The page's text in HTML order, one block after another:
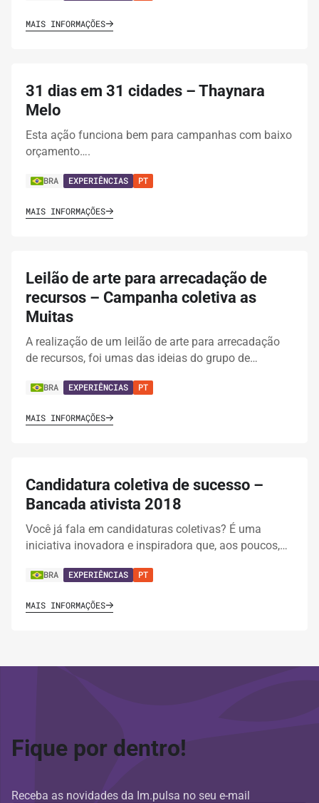
MAIS INFORMAÇÕES
31 dias em 31 cidades – Thaynara
Melo
Esta ação funciona bem para campanhas com baixo
orçamento….
BRA EXPERIÊNCIAS PT
MAIS INFORMAÇÕES
Leilão de arte para arrecadação de
recursos – Campanha coletiva as
Muitas
A realização de um leilão de arte para arrecadação
de recursos, foi umas das ideias do grupo de…
BRA EXPERIÊNCIAS PT
MAIS INFORMAÇÕES
Candidatura coletiva de sucesso –
Bancada ativista 2018
Você já fala em candidaturas coletivas? É uma
iniciativa inovadora e inspiradora que, aos poucos,…
BRA EXPERIÊNCIAS PT
MAIS INFORMAÇÕES
Fique por dentro!
Receba as novidades da Im.pulsa no seu e-mail